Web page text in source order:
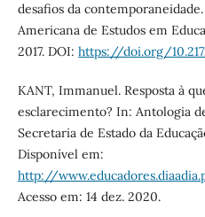
desafios da
Americana de Estudos em
2017. DOI: https://doi.org/
KANT, Immanuel. Resposta à
esclarecimento? In: Antologia
Secretaria de Estado da
Disponível em:
http://
Acesso em: 14 dez. 2020.